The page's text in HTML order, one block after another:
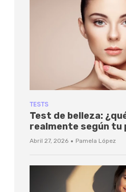
TESTS
Test de belleza:
realmente según tu
Abril 27, 2026 · Pamela López